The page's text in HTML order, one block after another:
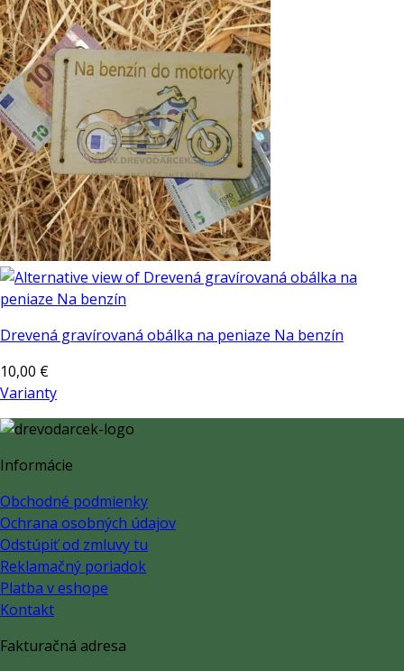
Drevená gravírovaná obálka na peniaze Na benzín
10,00 €
Varianty
Informácie
Obchodné podmienky
Ochrana osobných údajov
Odstúpiť od zmluvy tu
Reklamačný poriadok
Platba v eshope
Kontakt
Fakturačná adresa